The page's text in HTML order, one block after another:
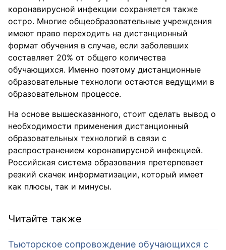
коронавирусной инфекции сохраняется также
остро. Многие общеобразовательные учреждения
имеют право переходить на дистанционный
формат обучения в случае, если заболевших
составляет 20% от общего количества
обучающихся. Именно поэтому дистанционные
образовательные технологи остаются ведущими в
образовательном процессе.
На основе вышесказанного, стоит сделать вывод о
необходимости применения дистанционный
образовательных технологий в связи с
распространением коронавирусной инфекцией.
Российская система образования претерпевает
резкий скачек информатизации, который имеет
как плюсы, так и минусы.
Читайте также
Тьюторское сопровождение обучающихся с